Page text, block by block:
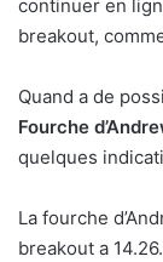
continuer en
breakout,
Quand a de
Fourche
quelques
La fourche
breakout a